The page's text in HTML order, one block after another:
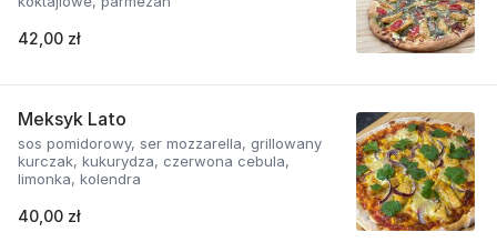
42,00 zł
Meksyk Lato
sos pomidorowy, ser mozzarella, grillowany
kurczak, kukurydza, czerwona cebula,
limonka, kolendra
40,00 zł